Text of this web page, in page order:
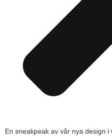
En sneakpeak av vår nya design i